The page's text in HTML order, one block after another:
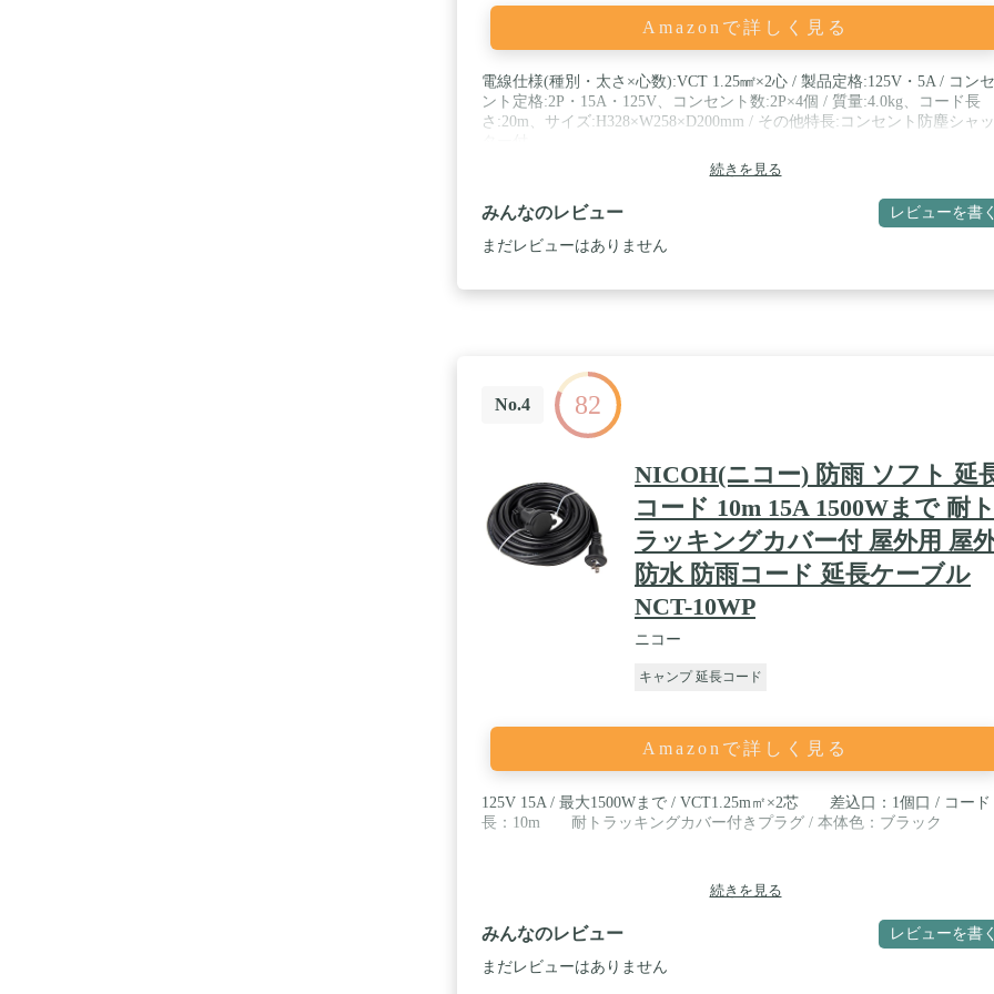
Amazonで詳しく見る
電線仕様(種別・太さ×心数):VCT 1.25㎟×2心 / 製品定格:125V・5A / コンセ
ント定格:2P・15A・125V、コンセント数:2P×4個 / 質量:4.0kg、コード長
さ:20m、サイズ:H328×W258×D200mm / その他特長:コンセント防塵シャッ
続きを見る
みんなのレビュー レビューを書く
まだレビューはありません
No.4 82
NICOH(ニコー) 防雨 ソフト 延
コード 10m 15A 1500Wまで 耐ト
ラッキングカバー付 屋外用 屋
防水 防雨コード 延長ケーブル
NCT-10WP
ニコー
キャンプ 延長コード
Amazonで詳しく見る
125V 15A / 最大1500Wまで / VCT1.25m㎡×2芯 差込口：1個口 / コード
長：10m 耐トラッキングカバー付きプラグ / 本体色：ブラック
続きを見る
みんなのレビュー レビューを書く
まだレビューはありません